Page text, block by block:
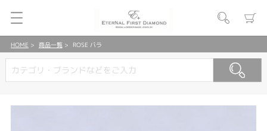
HOME 商品一覧 ROSE バラ